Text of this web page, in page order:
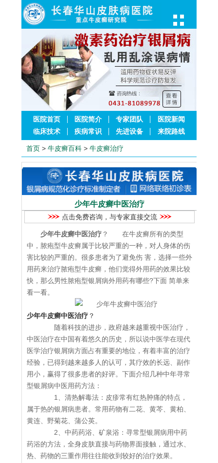
医院首页 医院简介 专家团队
医院新闻
临床技术
疾病常识 先进设备 来院路线
首页 > 牛皮癣百科 > 牛皮癣治疗
少年牛皮癣中医治疗
点击免费咨询，与专家直接交流
少年牛皮癣中医治疗 ？ 在牛皮癣所有的类型
中，脓疱型牛皮癣属于比较严重的一种，对人身体的伤
害比较的严重的。很多患者为了避免伤 害，选择一些外
用药来治疗脓疱型牛皮癣，他们觉得外用药的效果比较
快，那么男性脓疱型银屑病外用药有哪些?下面 简单来
看一看。
少年牛皮癣中医治疗 ？
随着科技的进步，政府越来越重视中医治疗，
中医治疗在中国有着悠久的历史，所以说中医学在现代
医学治疗银屑病方面占有重要的地位，有着丰富的治疗
经验，已得到越来越多人的认可，其疗效的长远、副作
用小，赢得了很多患者的好评。下面介绍几种中年寻常
型银屑病中医用药方法：
1、清热解毒法：皮疹常有红热肿痛的特点，
属于热的银屑病患者。常用药物有二花、黄芩、黄柏、
黄连、野菊花、蒲公英。
2、中药药浴、矿泉浴：寻常型银屑病用中药
药浴的方法，全身皮肤直接与药物界面接触，通过水、
热、药物的三重作用往往能收到较好的治疗效果。